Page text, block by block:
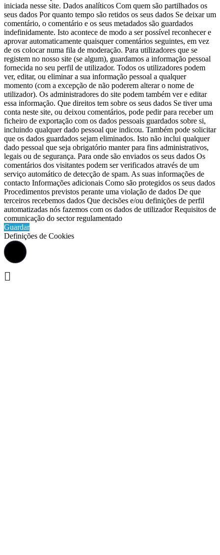
iniciada nesse site. Dados analíticos Com quem são partilhados os
seus dados Por quanto tempo são retidos os seus dados Se deixar um
comentário, o comentário e os seus metadados são guardados
indefinidamente. Isto acontece de modo a ser possível reconhecer e
aprovar automaticamente quaisquer comentários seguintes, em vez
de os colocar numa fila de moderação. Para utilizadores que se
registem no nosso site (se algum), guardamos a informação pessoal
fornecida no seu perfil de utilizador. Todos os utilizadores podem
ver, editar, ou eliminar a sua informação pessoal a qualquer
momento (com a excepção de não poderem alterar o nome de
utilizador). Os administradores do site podem também ver e editar
essa informação. Que direitos tem sobre os seus dados Se tiver uma
conta neste site, ou deixou comentários, pode pedir para receber um
ficheiro de exportação com os dados pessoais guardados sobre si,
incluindo qualquer dado pessoal que indicou. Também pode solicitar
que os dados guardados sejam eliminados. Isto não inclui qualquer
dado pessoal que seja obrigatório manter para fins administrativos,
legais ou de segurança. Para onde são enviados os seus dados Os
comentários dos visitantes podem ser verificados através de um
serviço automático de detecção de spam. As suas informações de
contacto Informações adicionais Como são protegidos os seus dados
Procedimentos previstos perante uma violação de dados De que
terceiros recebemos dados Que decisões e/ou definições de perfil
automatizadas nós fazemos com os dados de utilizador Requisitos de
comunicação do sector regulamentado
Guardar
Definições de Cookies